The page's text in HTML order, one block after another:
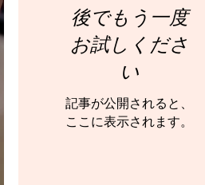
後でもう一度
お試しくださ
い
記事が公開されると、
ここに表示されます。